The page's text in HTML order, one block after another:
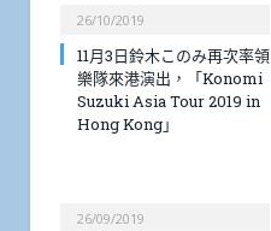
26/10/2019
11月3日鈴木このみ再次率領
樂隊來港演出，「Konomi
Suzuki Asia Tour 2019 in
Hong Kong」
26/09/2019